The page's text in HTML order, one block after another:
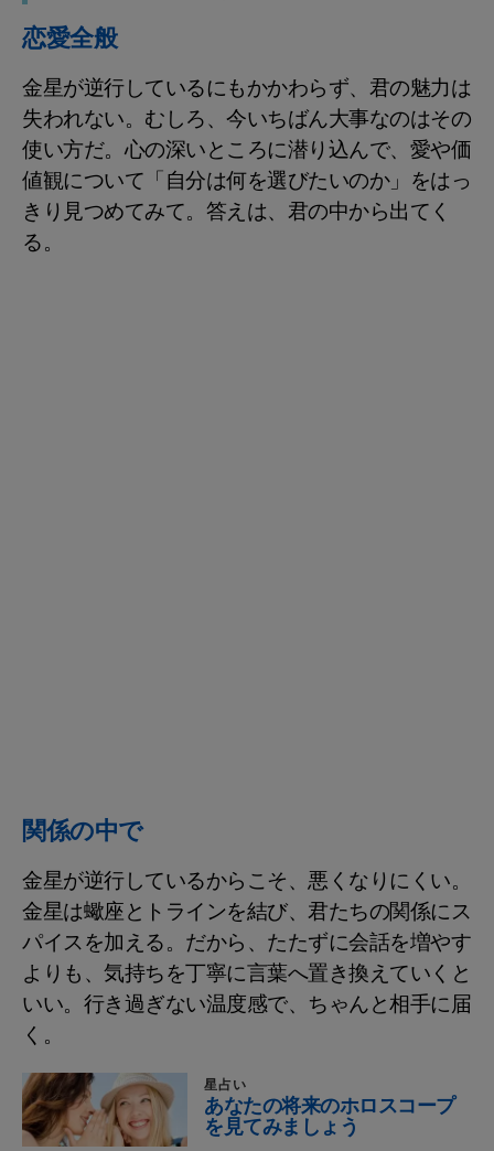
恋愛全般
金星が逆行しているにもかかわらず、君の魅力は
失われない。むしろ、今いちばん大事なのはその
使い方だ。心の深いところに潜り込んで、愛や価
値観について「自分は何を選びたいのか」をはっ
きり見つめてみて。答えは、君の中から出てく
る。
関係の中で
金星が逆行しているからこそ、悪くなりにくい。
金星は蠍座とトラインを結び、君たちの関係にス
パイスを加える。だから、たたずに会話を増やす
よりも、気持ちを丁寧に言葉へ置き換えていくと
いい。行き過ぎない温度感で、ちゃんと相手に届
く。
星占い
あなたの将来のホロスコープ
を見てみましょう